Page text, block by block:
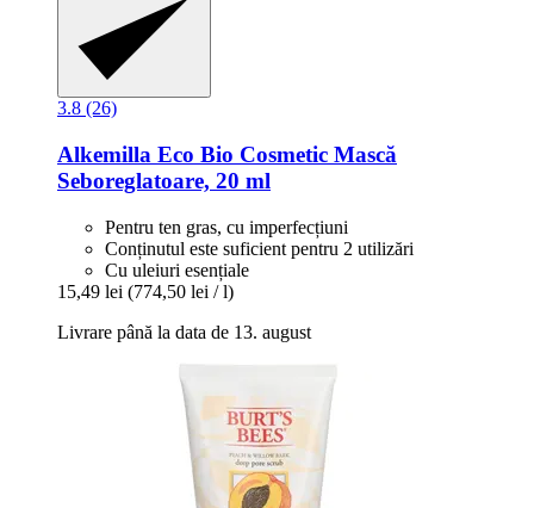
3.8 (26)
Alkemilla Eco Bio Cosmetic Mască
Seboreglatoare, 20 ml
Pentru ten gras, cu imperfecțiuni
Conținutul este suficient pentru 2 utilizări
Cu uleiuri esențiale
15,49 lei (774,50 lei / l)
Livrare până la data de 13. august